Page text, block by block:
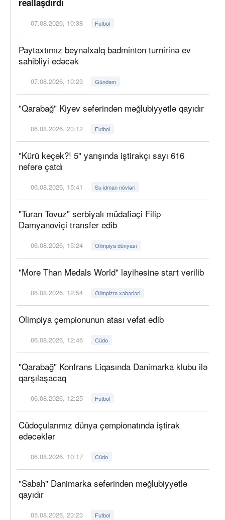
07.08.2026, 10:38 Futbol
Paytaxtımız beynəlxalq badminton turnirinə ev
sahibliyi edəcək
07.08.2026, 10:23 Gündəm
"Qarabağ" Kiyev səfərindən məğlubiyyətlə qayıdır
06.08.2026, 23:12 Futbol
"Kürü keçək?! 5" yarışında iştirakçı sayı 616
nəfərə çatdı
06.08.2026, 15:41 Su idman növləri
"Turan Tovuz" serbiyalı müdafiəçi Filip
Damyanoviçi transfer edib
06.08.2026, 15:24 Olimpiya dünyası
"More Than Medals World" layihəsinə start verilib
06.08.2026, 12:54 Olimpizm xəbərləri
Olimpiya çempionunun atası vəfat edib
06.08.2026, 12:46 Cüdo
"Qarabağ" Konfrans Liqasında Danimarka klubu ilə
qarşılaşacaq
06.08.2026, 12:25 Futbol
Cüdoçularımız dünya çempionatında iştirak
edəcəklər
06.08.2026, 10:17 Cüdo
"Sabah" Danimarka səfərindən məğlubiyyətlə
qayıdır
05.08.2026, 23:23 Futbol